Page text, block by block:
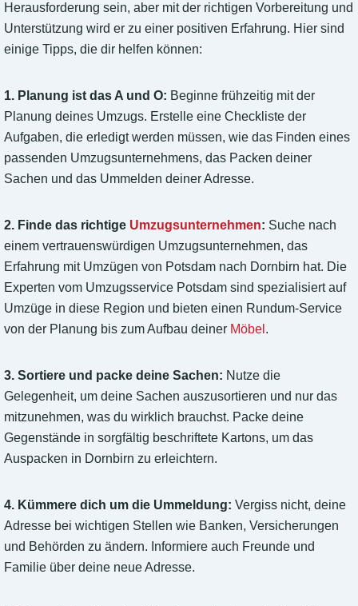
Herausforderung sein, aber mit der richtigen Vorbereitung und
Unterstützung wird er zu einer positiven Erfahrung. Hier sind
einige Tipps, die dir helfen können:
1. Planung ist das A und O: Beginne frühzeitig mit der
Planung deines Umzugs. Erstelle eine Checkliste der
Aufgaben, die erledigt werden müssen, wie das Finden eines
passenden Umzugsunternehmens, das Packen deiner
Sachen und das Ummelden deiner Adresse.
2. Finde das richtige Umzugsunternehmen: Suche nach
einem vertrauenswürdigen Umzugsunternehmen, das
Erfahrung mit Umzügen von Potsdam nach Dornbirn hat. Die
Experten vom Umzugsservice Potsdam sind spezialisiert auf
Umzüge in diese Region und bieten einen Rundum-Service
von der Planung bis zum Aufbau deiner Möbel .
3. Sortiere und packe deine Sachen: Nutze die
Gelegenheit, um deine Sachen auszusortieren und nur das
mitzunehmen, was du wirklich brauchst. Packe deine
Gegenstände in sorgfältig beschriftete Kartons, um das
Auspacken in Dornbirn zu erleichtern.
4. Kümmere dich um die Ummeldung: Vergiss nicht, deine
Adresse bei wichtigen Stellen wie Banken, Versicherungen
und Behörden zu ändern. Informiere auch Freunde und
Familie über deine neue Adresse.